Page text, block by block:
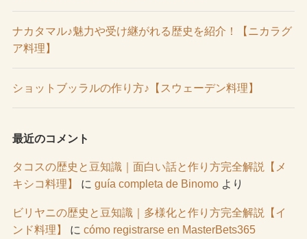
ナカタマル♪魅力や受け継がれる歴史を紹介！【ニカラグ
ア料理】
ショットブッラルの作り方♪【スウェーデン料理】
最近のコメント
タコスの歴史と豆知識｜面白い話と作り方完全解説【メ
キシコ料理】
に guía completa de Binomoより
ビリヤニの歴史と豆知識｜多様化と作り方完全解説【イ
ンド料理】
に cómo registrarse en MasterBets365